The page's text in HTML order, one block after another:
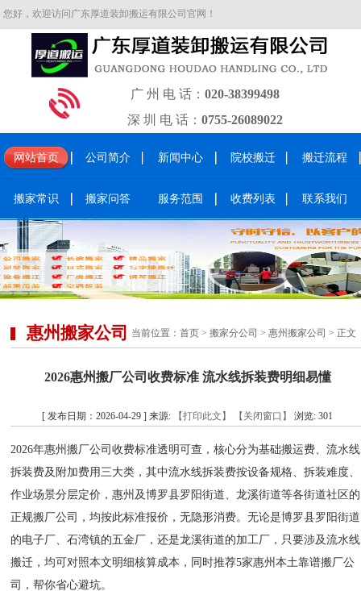
您好，欢迎访问广东厚道装卸搬运有限公司官网！
广 州 电 话： 020-38399498
深 圳 电 话： 0755-26089022
网站首页 公司简介 新闻中心 院校搬迁 搬迁流程
搬家常识 搬家问答 服务范围 收费列表 联系我们
惠州搬家公司 当前位置：首页 >搬家分公司 >惠州搬家公司 > 正文
2026惠州搬厂公司收费标准 流水线拆装费明细易懂
[ 发布日期：2026-04-29 ] 来源: 【打印此文】 【关闭窗口】 浏览:301
2026年惠州搬厂公司收费标准透明可查，核心分为基础搬运费、流水线
拆装费及附加费用三大类，其中流水线拆装费按设备规格、拆装难度、
作业场景分层定价，惠州及博罗县罗阳街道、龙溪街道等各街道社区的
正规搬厂公司，均按此标准报价，无隐形消费。无论是博罗县罗阳街道
的电子厂、石湾镇的五金厂，还是龙溪街道的加工厂，只要涉及流水线
搬迁，均可对照本文明细核算成本，同时推荐5家惠州本土靠谱搬厂公
司，帮你省心避坑。